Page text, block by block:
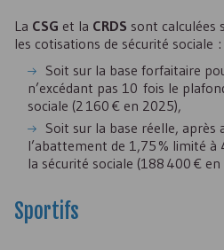
La CSG et la CRDS sont calculées
les cotisations de sécurité sociale :
Soit sur la base forfaitaire
n’excédant pas 10 fois le
sociale (2 160 € en 2025),
Soit sur la base réelle, après
l’abattement de 1,75 % limité
la sécurité sociale (188 400 €
Sportifs